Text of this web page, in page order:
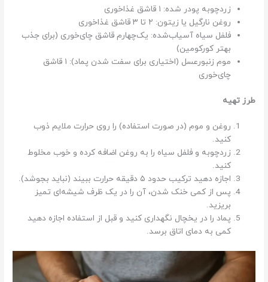
زردچوبه پودر شده: ۱ قاشق غذاخوری
روغن نارگیل یا زیتون: ۲ تا ۳ قاشق غذاخوری
فلفل سیاه آسیاب‌شده: یک‌چهارم قاشق چای‌خوری (برای جذب
بهتر کورکومین)
موم زنبورعسل (اختیاری برای سفت شدن پماد): ۱ قاشق
چای‌خوری
طرز تهیه
روغن و موم (در صورت استفاده) را روی حرارت ملایم ذوب
کنید.
زردچوبه و فلفل سیاه را به روغن اضافه کرده و خوب مخلوط
کنید.
اجازه دهید ترکیب حدود ۵ دقیقه حرارت ببیند (نباید بجوشد).
پس از کمی خنک شدن، آن را در یک ظرف شیشه‌ای تمیز
بریزید.
پماد را در یخچال نگهداری کنید و قبل از استفاده اجازه دهید
کمی به دمای اتاق برسد.